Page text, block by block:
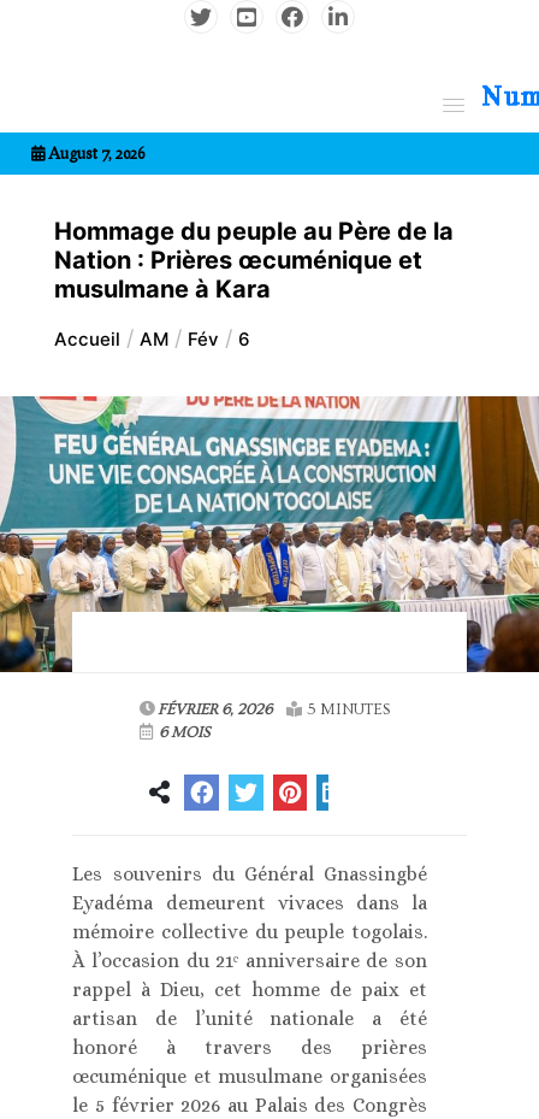
August 7, 2026
Hommage du peuple au Père de la
Nation : Prières œcuménique et
musulmane à Kara
Accueil AM Fév 6
FÉVRIER 6, 2026
5 MINUTES
6 MOIS
Les souvenirs du Général Gnassingbé
Eyadéma demeurent vivaces dans la
mémoire collective du peuple togolais.
À l’occasion du 21ᵉ anniversaire de son
rappel à Dieu, cet homme de paix et
artisan de l’unité nationale a été
honoré à travers des prières
œcuménique et musulmane organisées
le 5 février 2026 au Palais des Congrès